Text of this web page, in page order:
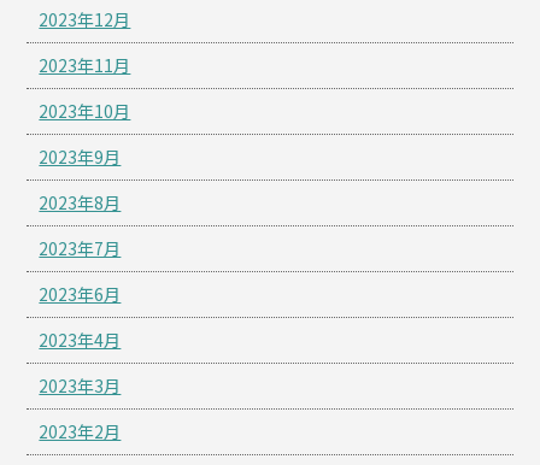
2023年12月
2023年11月
2023年10月
2023年9月
2023年8月
2023年7月
2023年6月
2023年4月
2023年3月
2023年2月